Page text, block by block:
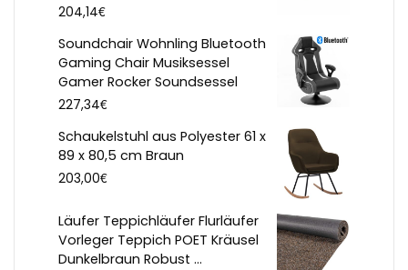
204,14€
Soundchair Wohnling Bluetooth
Gaming Chair Musiksessel
Gamer Rocker Soundsessel
227,34€
Schaukelstuhl aus Polyester 61 x
89 x 80,5 cm Braun
203,00€
Läufer Teppichläufer Flurläufer
Vorleger Teppich POET Kräusel
Dunkelbraun Robust ...